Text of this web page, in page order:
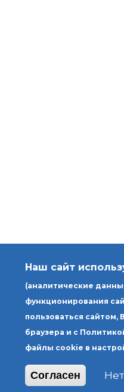
Наш сайт
(аналитические
функционирования
пользоваться
браузера и с
файлы cookie в
Согласен